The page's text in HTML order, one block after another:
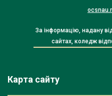
За інформацію, надану
сайтах, коледж
Карта сайту